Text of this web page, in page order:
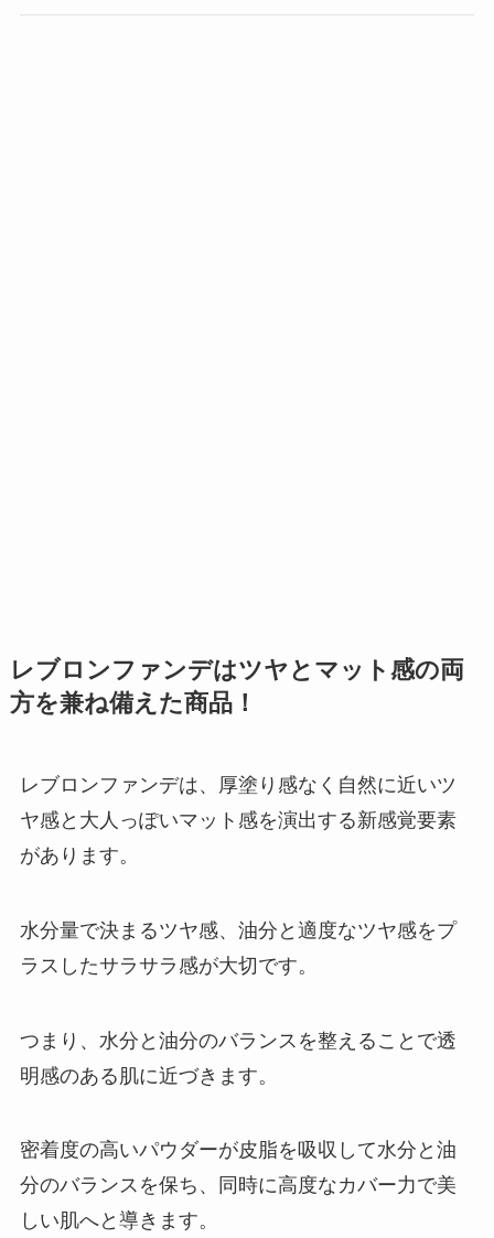
レブロンファンデはツヤとマット感の両
方を兼ね備えた商品！
レブロンファンデは、厚塗り感なく自然に近いツ
ヤ感と大人っぽいマット感を演出する新感覚要素
があります。
水分量で決まるツヤ感、油分と適度なツヤ感をプ
ラスしたサラサラ感が大切です。
つまり、水分と油分のバランスを整えることで透
明感のある肌に近づきます。
密着度の高いパウダーが皮脂を吸収して水分と油
分のバランスを保ち、同時に高度なカバー力で美
しい肌へと導きます。